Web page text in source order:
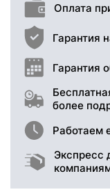
Оплата
Гарантия
Гарантия
более
Работаем
Экспресс